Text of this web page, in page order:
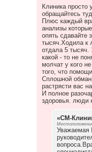
Клиника просто
обращайтесь
Плюс каждый
анализы
опять сдавайте
тысяч.Ходила к
отдала 5 тысяч.
какой - то не
молчат у кого
того, что
Сплошной обман
растрясти вас
И полное
здоровья. люди
«СМ-
Уважаемая